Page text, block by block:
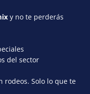
y no te perderás
del sector
rodeos. Solo lo que te